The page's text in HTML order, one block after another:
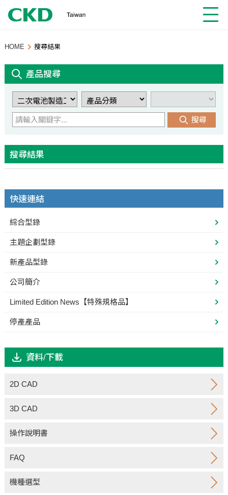
HOME 搜尋結果
產品搜尋
搜尋
搜尋結果
快速連結
綜合型錄
主題企劃型錄
新產品型錄
公司簡介
Limited Edition News【特殊規格品】
停產產品
資料/下載
2D CAD
3D CAD
操作說明書
FAQ
機種選型